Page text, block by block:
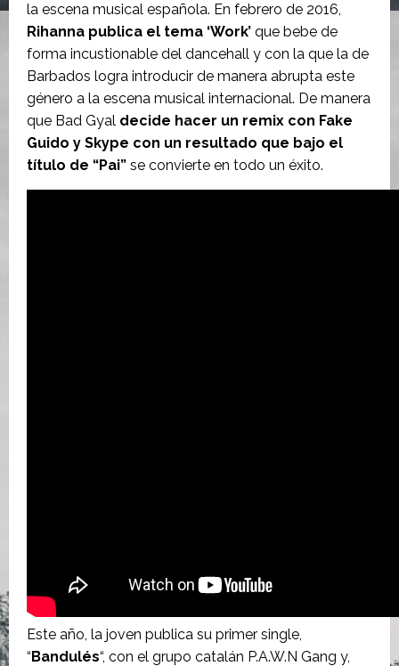
la escena musical española. En febrero de 2016,
Rihanna publica el tema ‘Work’ que bebe de
forma incustionable del dancehall y con la que la de
Barbados logra introducir de manera abrupta este
género a la escena musical internacional. De manera
que Bad Gyal decide hacer un remix con Fake
Guido y Skype con un resultado que bajo el
título de “Pai” se convierte en todo un éxito.
Este año, la joven publica su primer single,
“Bandulés“, con el grupo catalán P.A.W.N Gang y,